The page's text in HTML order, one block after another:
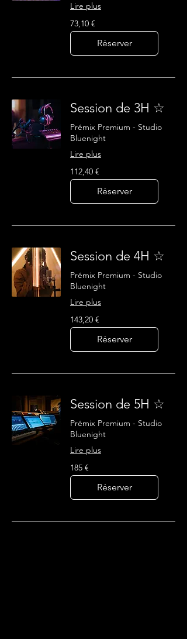
Lire plus
73,10
euros
73,10 €
Réserver
Session de 3H ☆
Prémix Premium - Studio
Bluenight
Lire plus
112,40
euros
112,40 €
Réserver
Session de 4H ☆
Prémix Premium - Studio
Bluenight
Lire plus
143,20
euros
143,20 €
Réserver
Session de 5H ☆
Prémix Premium - Studio
Bluenight
Lire plus
185
euros
185 €
Réserver